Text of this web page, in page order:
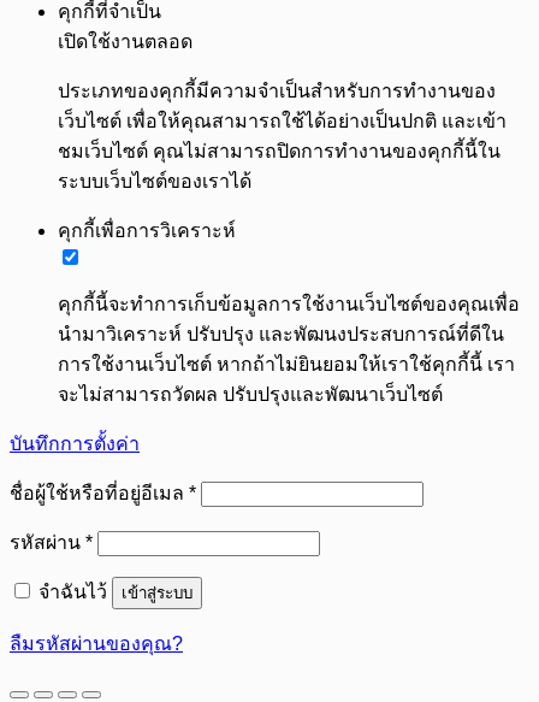
คุกกี้ที่จำเป็น
เปิดใช้งานตลอด
ประเภทของคุกกี้มีความจำเป็นสำหรับการทำงานของ
เว็บไซต์ เพื่อให้คุณสามารถใช้ได้อย่างเป็นปกติ และเข้า
ชมเว็บไซต์ คุณไม่สามารถปิดการทำงานของคุกกี้นี้ใน
ระบบเว็บไซต์ของเราได้
คุกกี้เพื่อการวิเคราะห์
คุกกี้นี้จะทำการเก็บข้อมูลการใช้งานเว็บไซต์ของคุณเพื่อ
นำมาวิเคราะห์ ปรับปรุง และพัฒนงประสบการณ์ที่ดีใน
การใช้งานเว็บไซต์ หากถ้าไม่ยินยอมให้เราใช้คุกกี้นี้ เรา
จะไม่สามารถวัดผล ปรับปรุงและพัฒนาเว็บไซต์
บันทึกการตั้งค่า
ชื่อผู้ใช้หรือที่อยู่อีเมล *ต้องการ
รหัสผ่าน *ต้องการ
จำฉันไว้ เข้าสู่ระบบ
ลืมรหัสผ่านของคุณ?